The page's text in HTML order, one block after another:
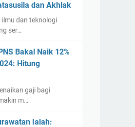
dan Akhlak
dan teknologi
ser…
Bakal Naik 12%
Hitung
gaji bagi
m…
Ialah: